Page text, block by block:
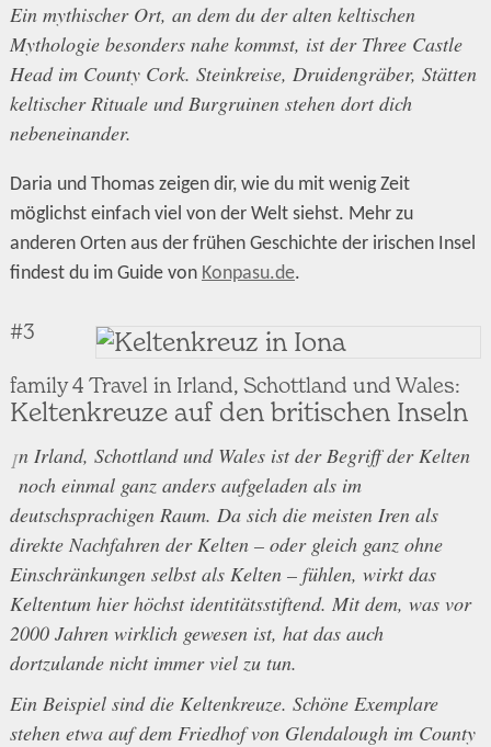
Ein mythischer Ort, an dem du der alten keltischen
Mythologie besonders nahe kommst, ist der Three Castle
Head im County Cork. Steinkreise, Druidengräber, Stätten
keltischer Rituale und Burgruinen stehen dort dich
nebeneinander.
Daria und Thomas zeigen dir, wie du mit wenig Zeit
möglichst einfach viel von der Welt siehst. Mehr zu
anderen Orten aus der frühen Geschichte der irischen Insel
findest du im Guide von Konpasu.de.
#3
family 4 Travel in Irland, Schottland und Wales:
Keltenkreuze auf den britischen Inseln
In Irland, Schottland und Wales ist der Begriff der Kelten
noch einmal ganz anders aufgeladen als im
deutschsprachigen Raum. Da sich die meisten Iren als
direkte Nachfahren der Kelten – oder gleich ganz ohne
Einschränkungen selbst als Kelten – fühlen, wirkt das
Keltentum hier höchst identitätsstiftend. Mit dem, was vor
2000 Jahren wirklich gewesen ist, hat das auch
dortzulande nicht immer viel zu tun.
Ein Beispiel sind die Keltenkreuze. Schöne Exemplare
stehen etwa auf dem Friedhof von Glendalough im County